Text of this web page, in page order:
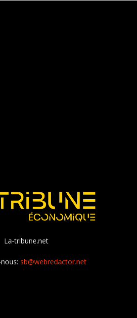
La-tribune.net
sb@webredactor.net